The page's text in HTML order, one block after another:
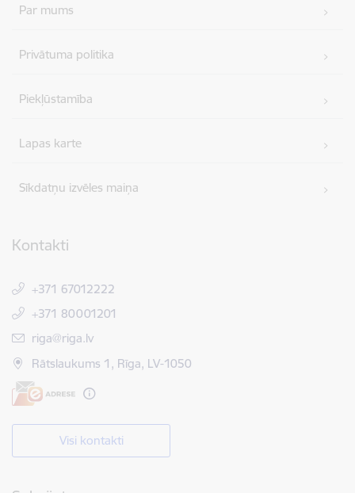
Par mums
Privātuma politika
Piekļūstamība
Lapas karte
Sīkdatņu izvēles maiņa
Kontakti
+371 67012222
+371 80001201
E-pasts:
riga@riga.lv
Rātslaukums 1, Rīga, LV-1050
Visi kontakti